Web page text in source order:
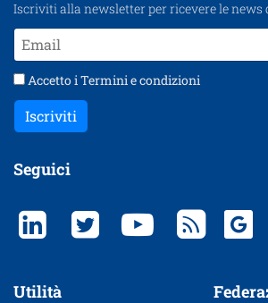
Iscriviti alla newsletter per ricevere le news
Accetto i Termini e condizioni
Iscriviti
Seguici
Utilità